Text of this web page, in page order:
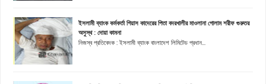
ইসলামী ব্যাংক কর্মকর্তা গিয়াস কাদেরের পিতা বদরখালীর মাওলানা গোলাম শরীফ গুরুতর
অসুস্থ : দোয়া কামনা
নিজস্ব প্রতিবেদক : ইসলামী ব্যাংক বাংলাদেশ লিমিটেড প্রধান...